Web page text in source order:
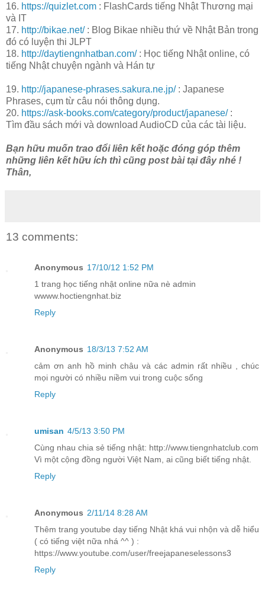
16. https://quizlet.com : FlashCards tiếng Nhật Thương mại
và IT
17. http://bikae.net/: Blog Bikae nhiều thứ về Nhật Bản trong
đó có luyện thi JLPT
18. http://daytiengnhatban.com/: Học tiếng Nhật online, có
tiếng Nhật chuyện ngành và Hán tự
19. http://japanese-phrases.sakura.ne.jp/: Japanese
Phrases, cụm từ câu nói thông dụng.
20. https://ask-books.com/category/product/japanese/:
Tìm đầu sách mới và download AudioCD của các tài liệu.
Bạn hữu muốn trao đổi liên kết hoặc đóng góp thêm
những liên kết hữu ích thì cũng post bài tại đây nhé !
Thân,
13 comments:
Anonymous 17/10/12 1:52 PM
1 trang học tiếng nhật online nữa nè admin
wwww.hoctiengnhat.biz
Reply
Anonymous 18/3/13 7:52 AM
cảm ơn anh hồ minh châu và các admin rất nhiều , chúc
mọi người có nhiều niềm vui trong cuộc sống
Reply
umisan 4/5/13 3:50 PM
Cùng nhau chia sẻ tiếng nhật: http://www.tiengnhatclub.com
Vì một cộng đồng người Việt Nam, ai cũng biết tiếng nhật.
Reply
Anonymous 2/11/14 8:28 AM
Thêm trang youtube dạy tiếng Nhật khá vui nhộn và dễ hiểu
( có tiếng việt nữa nhá ^^ ) :
https://www.youtube.com/user/freejapaneselessons3
Reply